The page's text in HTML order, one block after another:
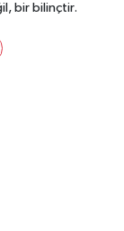
bir bilinçtir.